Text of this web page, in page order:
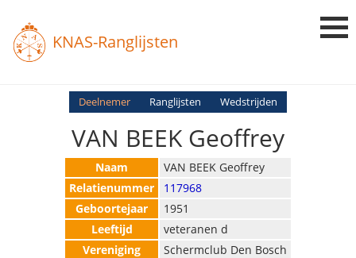
KNAS-Ranglijsten
Login
Uitslagen
Deelnemer Ranglijsten Wedstrijden
VAN BEEK Geoffrey
Naam
VAN BEEK Geoffrey
Relatienummer
117968
Geboortejaar
1951
Leeftijd
veteranen d
Vereniging
Schermclub Den Bosch